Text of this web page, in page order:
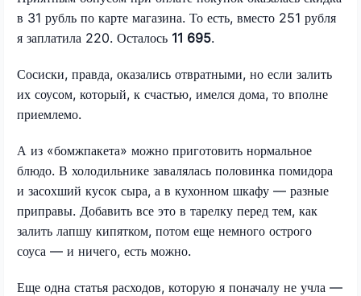
в 31 рубль по карте магазина. То есть, вместо 251 рубля
я заплатила 220. Осталось 11 695.
Сосиски, правда, оказались отвратными, но если залить
их соусом, который, к счастью, имелся дома, то вполне
приемлемо.
А из «бомжпакета» можно приготовить нормальное
блюдо. В холодильнике завалялась половинка помидора
и засохший кусок сыра, а в кухонном шкафу — разные
приправы. Добавить все это в тарелку перед тем, как
залить лапшу кипятком, потом еще немного острого
соуса — и ничего, есть можно.
Еще одна статья расходов, которую я поначалу не учла —